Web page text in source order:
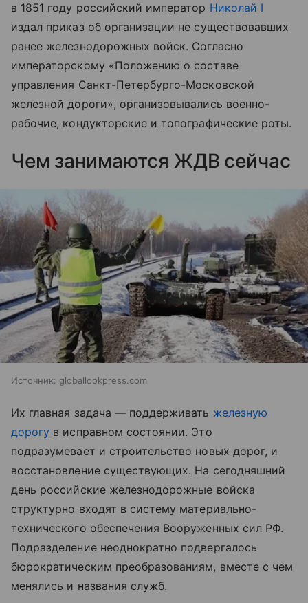
в 1851 году российский император Николай I
издал приказ об организации не существовавших
ранее железнодорожных войск. Согласно
императорскому «Положению о составе
управления Санкт-Петербурго-Московской
железной дороги», организовывались военно-
рабочие, кондукторские и топографические роты.
Чем занимаются ЖДВ сейчас
Источник: globallookpress.com
Их главная задача — поддерживать железную
дорогу в исправном состоянии. Это
подразумевает и строительство новых дорог, и
восстановление существующих. На сегодняшний
день российские железнодорожные войска
структурно входят в систему материально-
технического обеспечения Вооруженных сил РФ.
Подразделение неоднократно подвергалось
бюрократическим преобразованиям, вместе с чем
менялись и названия служб.